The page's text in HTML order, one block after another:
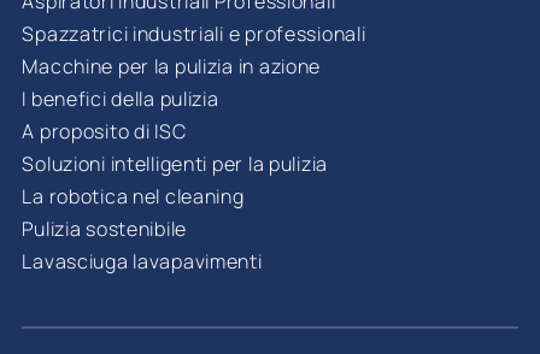
Spazzatrici industriali e professionali
Macchine per la pulizia in azione
I benefici della pulizia
A proposito di ISC
Soluzioni intelligenti per la pulizia
La robotica nel cleaning
Pulizia sostenibile
Lavasciuga lavapavimenti